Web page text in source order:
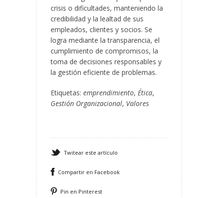
crisis o dificultades, manteniendo la
credibilidad y la lealtad de sus
empleados, clientes y socios. Se
logra mediante la transparencia, el
cumplimiento de compromisos, la
toma de decisiones responsables y
la gestión eficiente de problemas.
Etiquetas: emprendimiento, Ética,
Gestión Organizacional, Valores
Twitear este artículo
Compartir en Facebook
Pin en Pinterest